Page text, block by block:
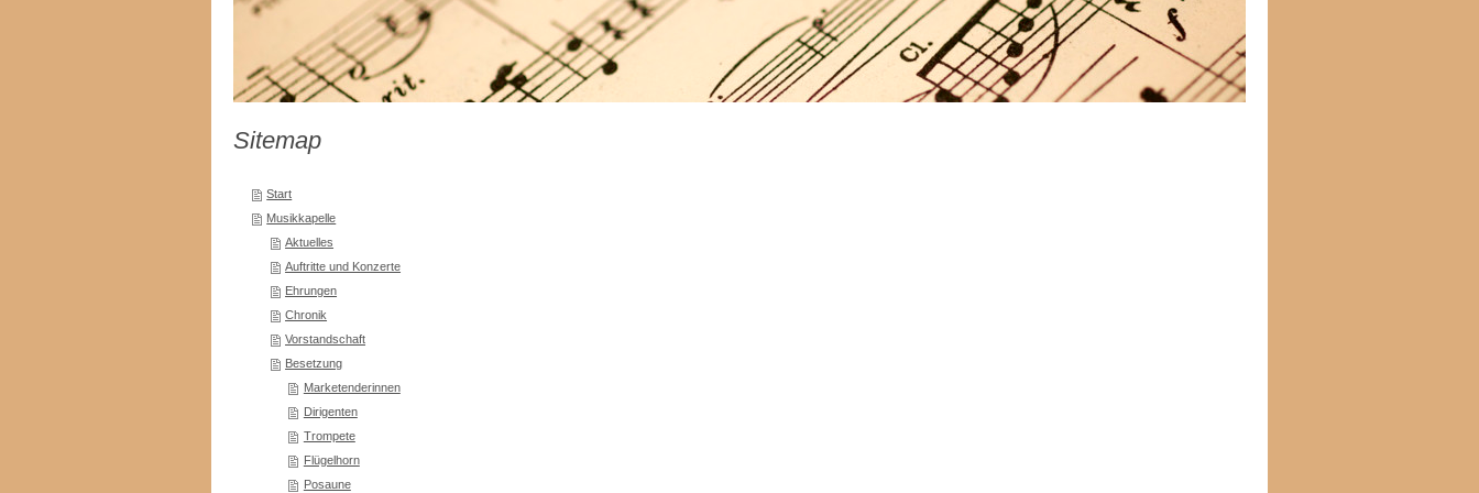
Sitemap
Start
Musikkapelle
Aktuelles
Auftritte und Konzerte
Ehrungen
Chronik
Vorstandschaft
Besetzung
Marketenderinnen
Dirigenten
Trompete
Flügelhorn
Posaune